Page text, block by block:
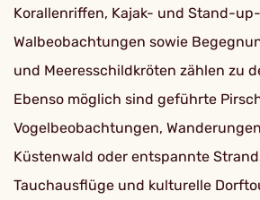
Korallenriffen, Kajak- und Stand-
Walbeobachtungen sowie
und Meeresschildkröten zählen zu
Ebenso möglich sind geführte
Vogelbeobachtungen,
Küstenwald oder entspannte
Tauchausflüge und kulturelle